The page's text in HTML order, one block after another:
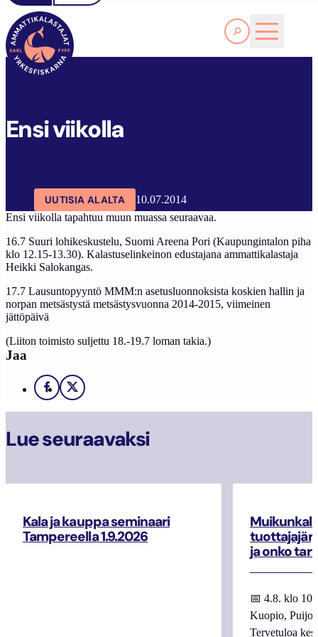
Lue lisää
SAKL
Ensi viikolla
UUTISIA ALALTA
10.07.2014
Ensi viikolla tapahtuu muun muassa seuraavaa.
16.7 Suuri lohikeskustelu, Suomi Areena Pori (Kaupungintalon piha
klo 12.15-13.30). Kalastuselinkeinon edustajana ammattikalastaja
Heikki Salokangas.
17.7 Lausuntopyyntö MMM:n asetusluonnoksista koskien hallin ja
norpan metsästystä metsästysvuonna 2014-2015, viimeinen
jättöpäivä
(Liiton toimisto suljettu 18.-19.7 loman takia.)
Jaa
Facebook
X
Lue seuraavaksi
Kala ja kauppa seminaari
Tampereella 1.9.2026
ja onko
📅 4.8. klo
Kuopio,
Tervetuloa